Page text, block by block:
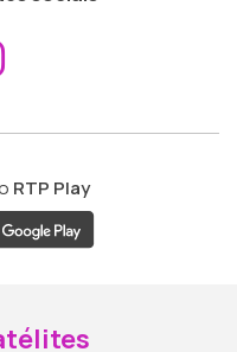
ao
RTP Play